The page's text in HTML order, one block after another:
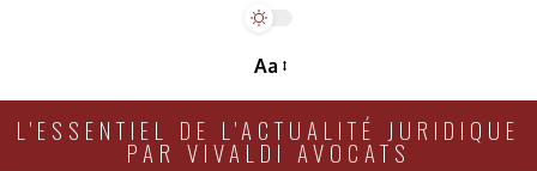
Aa
L'ESSENTIEL DE L'ACTUALITÉ JURIDIQUE
PAR VIVALDI AVOCATS